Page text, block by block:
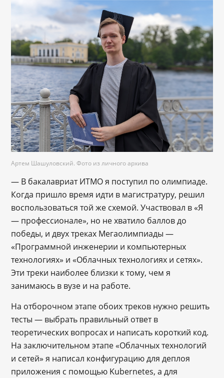
Артем Шашуловский. Фото из личного архива
— В бакалавриат ИТМО я поступил по олимпиаде.
Когда пришло время идти в магистратуру, решил
воспользоваться той же схемой. Участвовал в «Я
— профессионале», но не хватило баллов до
победы, и двух треках Мегаолимпиады —
«Программной инженерии и компьютерных
технологиях» и «Облачных технологиях и сетях».
Эти треки наиболее близки к тому, чем я
занимаюсь в вузе и на работе.
На отборочном этапе обоих треков нужно решить
тесты — выбрать правильный ответ в
теоретических вопросах и написать короткий код.
На заключительном этапе «Облачных технологий
и сетей» я написал конфигурацию для деплоя
приложения с помощью Kubernetes, а для